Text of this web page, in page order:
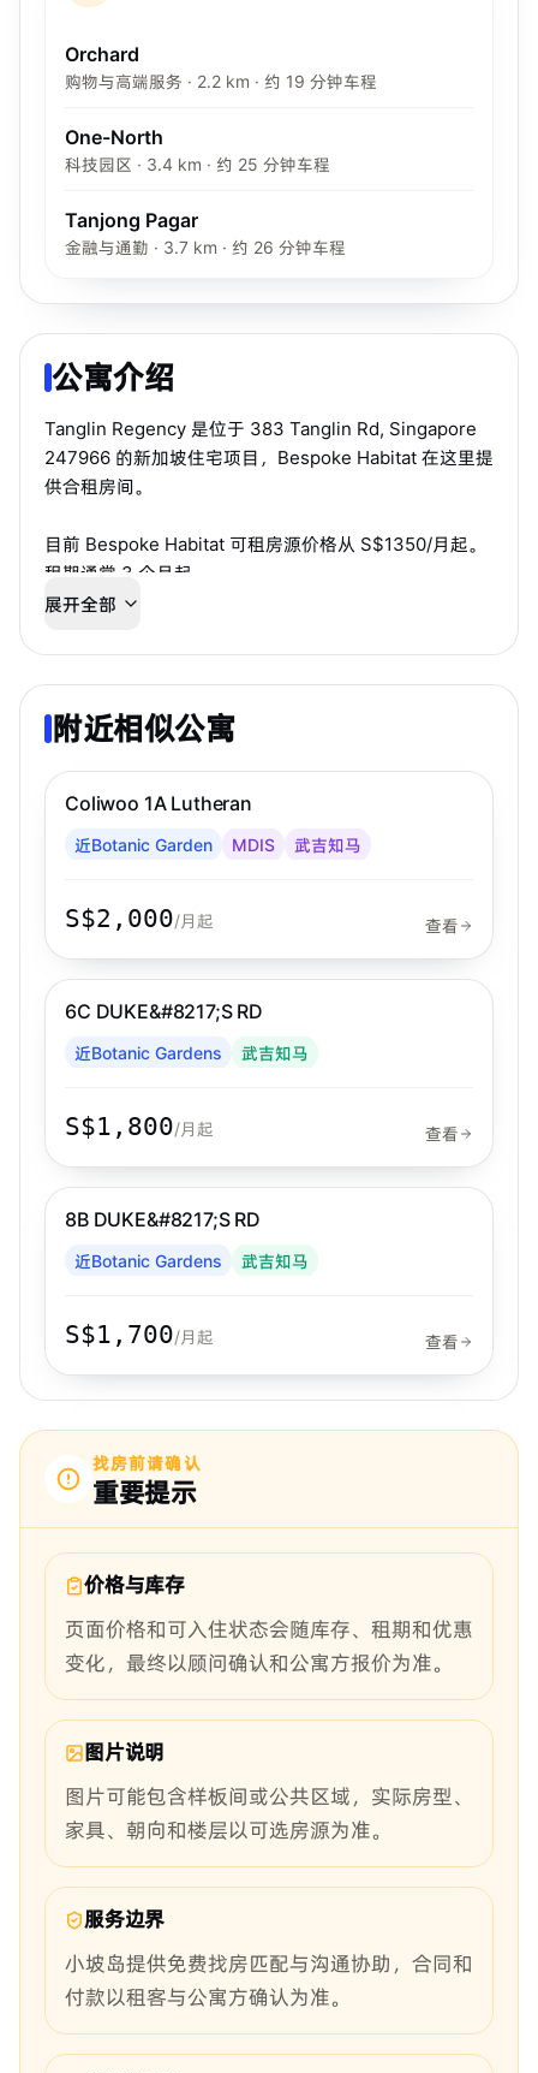
Orchard
购物与高端服务 · 2.2 km · 约 19 分钟车程
One-North
科技园区 · 3.4 km · 约 25 分钟车程
Tanjong Pagar
金融与通勤 · 3.7 km · 约 26 分钟车程
公寓介绍
Tanglin Regency 是位于 383 Tanglin Rd, Singapore
247966 的新加坡住宅项目，Bespoke Habitat 在这里提
供合租房间。
目前 Bespoke Habitat 可租房源价格从 S$1350/月起。
租期通常 3 个月起。
泳池等设施。房源适合希望通过中文顾问快速确认房
态、看房和入住安排的学生或工作人士。
展开全部
附近相似公寓
Coliwoo
步行 11 分钟到 MRT
Coliwoo 1A Lutheran
近Botanic Garden MDIS 武吉知马
S$2,000/月起
查看
6C DUKE&#8217;S RD
近Botanic Gardens 武吉知马
S$1,800/月起
查看
8B DUKE&#8217;S RD
近Botanic Gardens 武吉知马
S$1,700/月起 查看
找房前请确认
重要提示
价格与库存
页面价格和可入住状态会随库存、租期和优惠
变化，最终以顾问确认和公寓方报价为准。
图片说明
图片可能包含样板间或公共区域，实际房型、
家具、朝向和楼层以可选房源为准。
服务边界
小坡岛提供免费找房匹配与沟通协助，合同和
付款以租客与公寓方确认为准。